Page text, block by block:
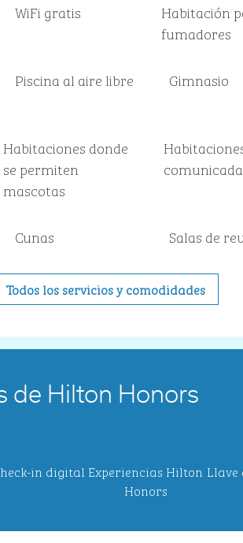
WiFi gratis
Habitación
fumadores
Piscina al aire libre Gimnasio
Habitaciones donde
se permiten
mascotas
Cunas Salas de
Todos los servicios y comodidades
de Hilton Honors
in digital Experiencias Hilton
Honors